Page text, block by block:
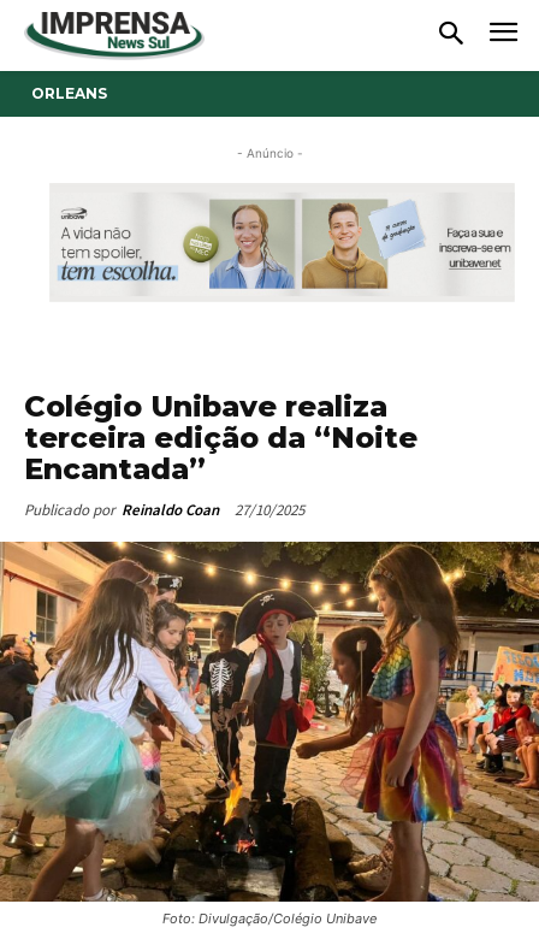
ORLEANS
- Anúncio -
Colégio Unibave realiza
terceira edição da “Noite
Encantada”
Publicado por Reinaldo Coan 27/10/2025
Foto: Divulgação/Colégio Unibave